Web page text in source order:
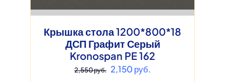
Крышка стола 1200*800*18
ДСП Графит Серый
Kronospan PE 162
2,550руб. Первоначальная
2,150руб.